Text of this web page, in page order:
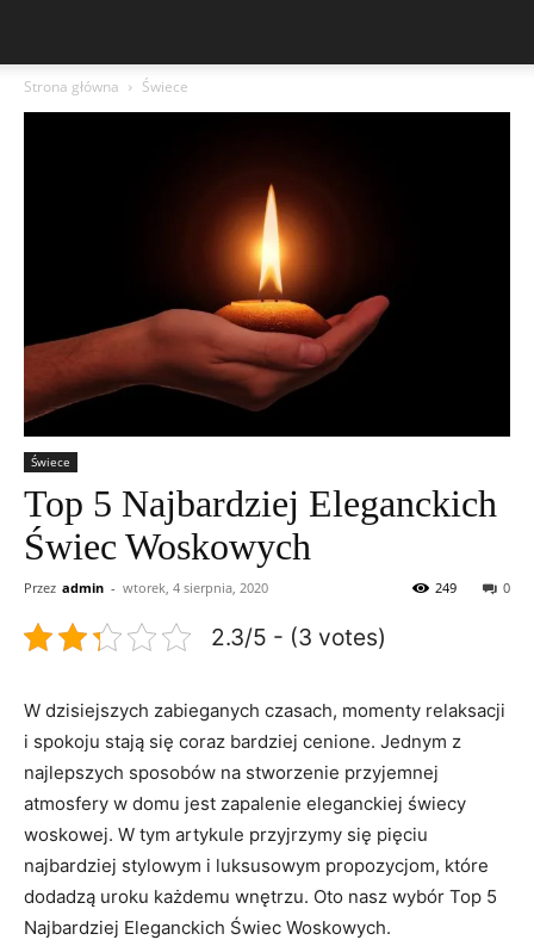
Strona główna Świece
Świece
Top 5 Najbardziej Eleganckich
Świec Woskowych
Przez admin - wtorek, 4 sierpnia, 2020 0
249
2.3/5 - (3 votes)
W dzisiejszych⁢ zabieganych ⁤czasach, momenty relaksacji
i ⁤spokoju‍ stają się coraz bardziej cenione. Jednym z
najlepszych sposobów ‌na stworzenie przyjemnej​
atmosfery ‌w domu jest zapalenie eleganckiej świecy
woskowej. ⁣W tym artykule przyjrzymy się pięciu
najbardziej stylowym⁤ i luksusowym propozycjom, które
dodadzą uroku⁢ każdemu wnętrzu. Oto nasz wybór Top ​5
Najbardziej Eleganckich Świec Woskowych.